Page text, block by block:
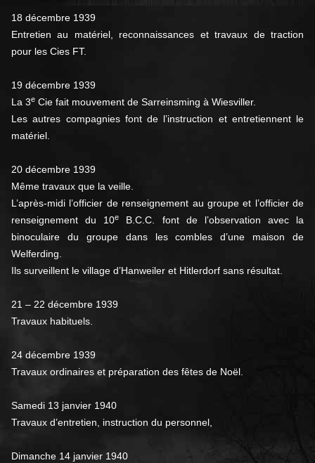
18 décembre 1939
Entretien au matériel, reconnaissances et travaux de traction
pour les Cies FT.
19 décembre 1939
La 3e Cie fait mouvement de Sarreinsming à Wiesviller.
Les autres compagnies font de l’instruction et entretiennent le
matériel.
20 décembre 1939
Même travaux que la veille.
L’après-midi l’officier de renseignement au groupe et l’officier de
renseignement du 10e
B.C.C. font de l’observation avec la
binoculaire du groupe dans les combles d’une maison de
Welferding.
Ils surveillent le village d’Hanweiler et Hitlerdorf sans résultat.
21 – 22 décembre 1939
Travaux habituels.
24 décembre 1939
Travaux ordinaires et préparation des fêtes de Noël.
Samedi 13 janvier 1940
Travaux d’entretien, instruction du personnel,
Dimanche 14 janvier 1940